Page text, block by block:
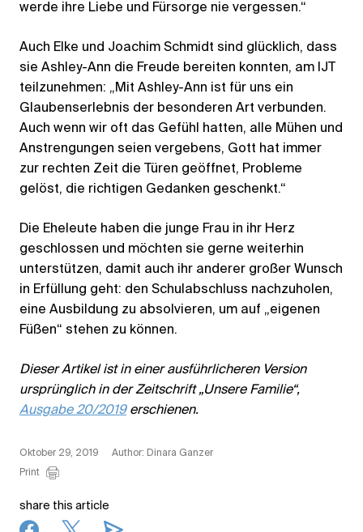
werde ihre Liebe und Fürsorge nie vergessen.“
Auch Elke und Joachim Schmidt sind glücklich, dass
sie Ashley-Ann die Freude bereiten konnten, am IJT
teilzunehmen: „Mit Ashley-Ann ist für uns ein
Glaubenserlebnis der besonderen Art verbunden.
Auch wenn wir oft das Gefühl hatten, alle Mühen und
Anstrengungen seien vergebens, Gott hat immer
zur rechten Zeit die Türen geöffnet, Probleme
gelöst, die richtigen Gedanken geschenkt.“
Die Eheleute haben die junge Frau in ihr Herz
geschlossen und möchten sie gerne weiterhin
unterstützen, damit auch ihr anderer großer Wunsch
in Erfüllung geht: den Schulabschluss nachzuholen,
eine Ausbildung zu absolvieren, um auf „eigenen
Füßen“ stehen zu können.
Dieser Artikel ist in einer ausführlicheren Version
ursprünglich in der Zeitschrift „Unsere Familie“,
Ausgabe 20/2019erschienen.
Oktober 29, 2019
Author: Dinara Ganzer
Print
share this article